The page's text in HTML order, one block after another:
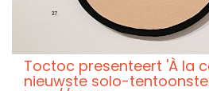
Toctoc presenteert 'À la
nieuwste solo-